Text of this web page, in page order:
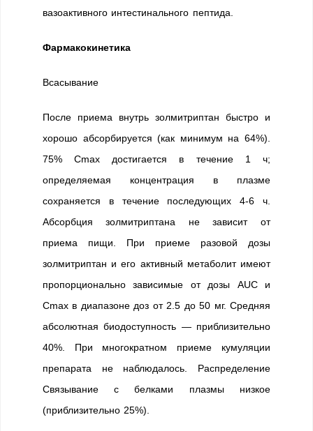
вазоактивного интестинального пептида.
Фармакокинетика
Всасывание
После приема внутрь золмитриптан быстро и
хорошо абсорбируется (как минимум на 64%).
75% Cmax достигается в течение 1 ч;
определяемая концентрация в плазме
сохраняется в течение последующих 4-6 ч.
Абсорбция золмитриптана не зависит от
приема пищи. При приеме разовой дозы
золмитриптан и его активный метаболит имеют
пропорционально зависимые от дозы AUC и
Cmax в диапазоне доз от 2.5 до 50 мг. Средняя
абсолютная биодоступность — приблизительно
40%. При многократном приеме кумуляции
препарата не наблюдалось. Распределение
Связывание с белками плазмы низкое
(приблизительно 25%).